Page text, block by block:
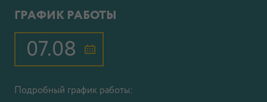
ГРАФИК РАБОТЫ
07.08
Подробный график работы: